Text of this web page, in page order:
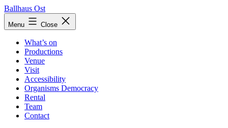
Skip
to
content
Ballhaus Ost
Ballhaus
Ost
Menu Close
What’s on
Productions
Venue
Visit
Accessibility
Organisms Democracy
Rental
Team
Contact